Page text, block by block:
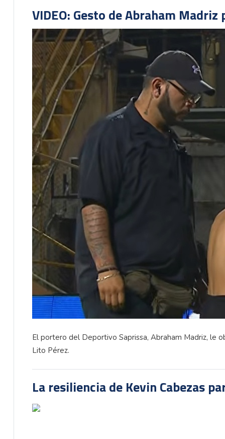
VIDEO: Gesto de Abraham
El portero del Deportivo Saprissa, Abraham Madriz, le
Lito Pérez.
La resiliencia de Kevin Cabezas